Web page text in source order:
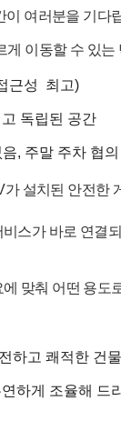
이 여러분을 기다
게 이동할 수 있는
근성 최고)
독립된 공간
음, 주말 주차 협의
가 설치된 안전한
비스가 바로 연결
맞춰 어떤 용도
하고 쾌적한 건물
하게 조율해 드